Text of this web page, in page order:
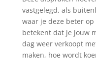
vastgelegd, als
waar je deze beter
betekent dat je jouw
dag weer verkoopt
maken, hoe wordt